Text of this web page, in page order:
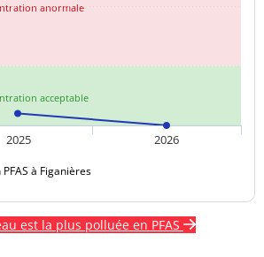
acceptable
anormale
à Figanières
2025 2026
est la plus polluée en PFAS